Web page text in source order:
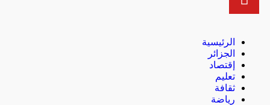
الرئيسية
الجزائر
إقتصاد
تعليم
ثقافة
رياضة